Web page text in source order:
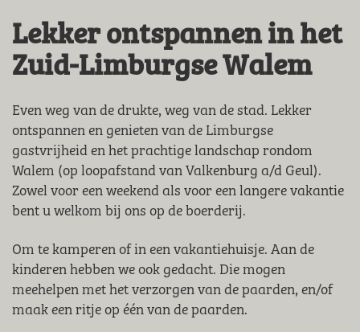
Lekker ontspannen in het
Zuid-Limburgse Walem
Even weg van de drukte, weg van de stad. Lekker
ontspannen en genieten van de Limburgse
gastvrijheid en het prachtige landschap rondom
Walem (op loopafstand van Valkenburg a/d Geul).
Zowel voor een weekend als voor een langere vakantie
bent u welkom bij ons op de boerderij.
Om te kamperen of in een vakantiehuisje. Aan de
kinderen hebben we ook gedacht. Die mogen
meehelpen met het verzorgen van de paarden, en/of
maak een ritje op één van de paarden.